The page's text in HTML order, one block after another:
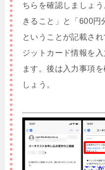
ちらを確認しましょ
きること」と「600円
ということが記載さ
ジットカード情報を
ます。後は入力事項
しょう。